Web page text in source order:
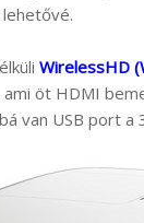
WirelessHD
öt HDMI
van USB port